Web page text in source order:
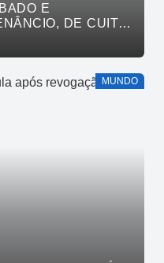
E
DE CUITÉ,
VENEZIANO E
MUNDO